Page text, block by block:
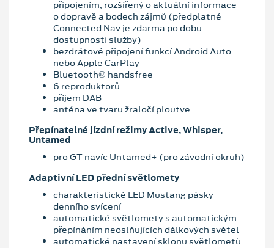
připojením, rozšířený o aktuální informace
o dopravě a bodech zájmů (předplatné
Connected Nav je zdarma po dobu
dostupnosti služby)
bezdrátové připojení funkcí Android Auto
nebo Apple CarPlay
Bluetooth® handsfree
6 reproduktorů
příjem DAB
anténa ve tvaru žraločí ploutve
Přepínatelné jízdní režimy Active, Whisper,
Untamed
pro GT navíc Untamed+ (pro závodní okruh)
Adaptivní LED přední světlomety
charakteristické LED Mustang pásky
denního svícení
automatické světlomety s automatickým
přepínáním neoslňujících dálkových světel
automatické nastavení sklonu světlometů